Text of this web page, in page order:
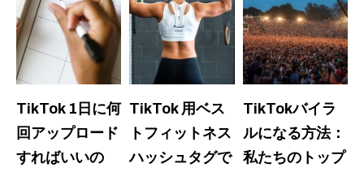
TikTok 1日に何
回アップロード
すればいいの
TikTok 用ベス
トフィットネス
ハッシュタグで
TikTokバイラ
ルになる方法：
私たちのトップ